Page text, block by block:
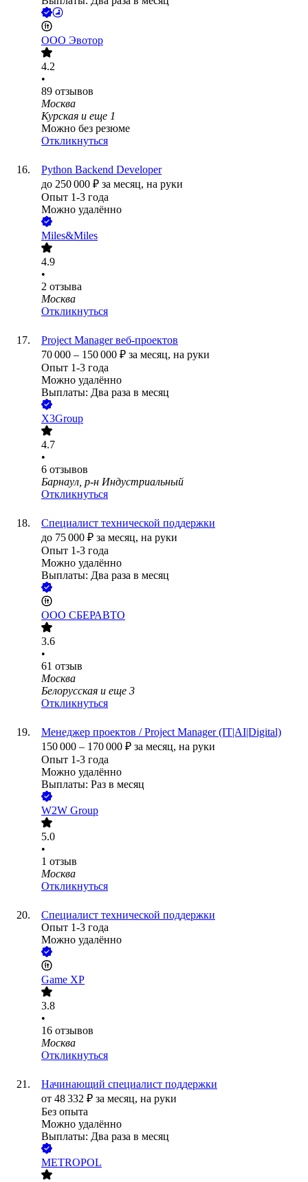
ООО Эвотор
4.2
•
89 отзывов
Москва
Курская и еще 1
Можно без резюме
Откликнуться
Python Backend Developer
до 250 000 ₽ за месяц, на руки
Опыт 1-3 года
Можно удалённо
Miles&Miles
4.9
•
2 отзыва
Москва
Откликнуться
Project Manager веб-проектов
70 000 – 150 000 ₽ за месяц, на руки
Опыт 1-3 года
Можно удалённо
Выплаты: Два раза в месяц
X3Group
4.7
•
6 отзывов
Барнаул, р-н Индустриальный
Откликнуться
Специалист технической поддержки
до 75 000 ₽ за месяц, на руки
Опыт 1-3 года
Можно удалённо
Выплаты: Два раза в месяц
ООО СБЕРАВТО
3.6
•
61 отзыв
Москва
Белорусская и еще 3
Откликнуться
Менеджер проектов / Project Manager (IT|AI|Digital)
150 000 – 170 000 ₽ за месяц, на руки
Опыт 1-3 года
Можно удалённо
Выплаты: Раз в месяц
W2W Group
5.0
•
1 отзыв
Москва
Откликнуться
Специалист технической поддержки
Опыт 1-3 года
Можно удалённо
Game XP
3.8
•
16 отзывов
Москва
Откликнуться
Начинающий специалист поддержки
от 48 332 ₽ за месяц, на руки
Без опыта
Можно удалённо
Выплаты: Два раза в месяц
METROPOL